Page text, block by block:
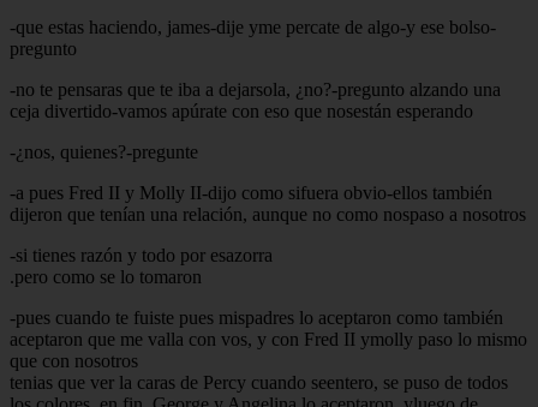
-que estas haciendo, james-dije yme percate de algo-y ese bolso-
pregunto
-no te pensaras que te iba a dejarsola, ¿no?-pregunto alzando una
ceja divertido-vamos apúrate con eso que nosestán esperando
-¿nos, quienes?-pregunte
-a pues Fred II y Molly II-dijo como sifuera obvio-ellos también
dijeron que tenían una relación, aunque no como nospaso a nosotros
-si tienes razón y todo por esazorra
.pero como se lo tomaron
-pues cuando te fuiste pues mispadres lo aceptaron como también
aceptaron que me valla con vos, y con Fred II ymolly paso lo mismo
que con nosotros
tenias que ver la caras de Percy cuando seentero, se puso de todos